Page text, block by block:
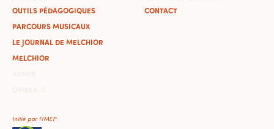
OUTILS PÉDAGOGIQUES
PARCOURS MUSICAUX
LE JOURNAL DE MELCHIOR
MELCHIOR
CONTACT
Initié par l'IMEP